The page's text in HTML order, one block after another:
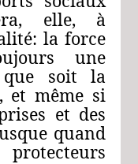
elle, à
la force
une
que soit la
et même si
et des
quand